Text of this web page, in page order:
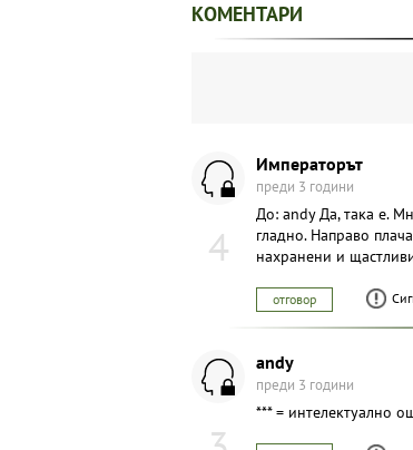
КОМЕНТАРИ
4
Импeраторът
преди 3 години
До: andy Да, така е.
гладно. Направо
нахранени и
отговор
andy
преди 3 години
*** = интелектуално